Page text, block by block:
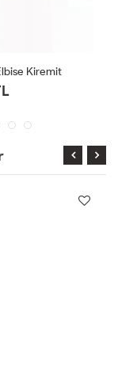
Kiremit